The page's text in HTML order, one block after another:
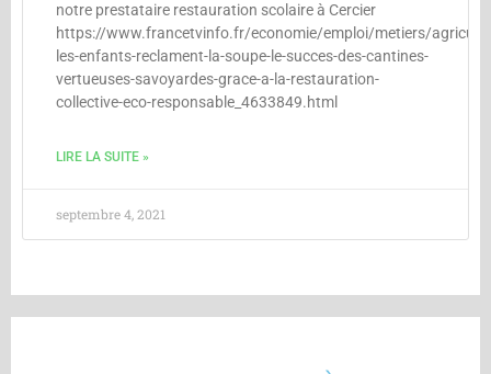
notre prestataire restauration scolaire à Cercier
https://www.francetvinfo.fr/economie/emploi/metiers/
les-enfants-reclament-la-soupe-le-succes-des-cantines-
vertueuses-savoyardes-grace-a-la-restauration-
collective-eco-responsable_4633849.html
LIRE LA SUITE »
septembre 4, 2021